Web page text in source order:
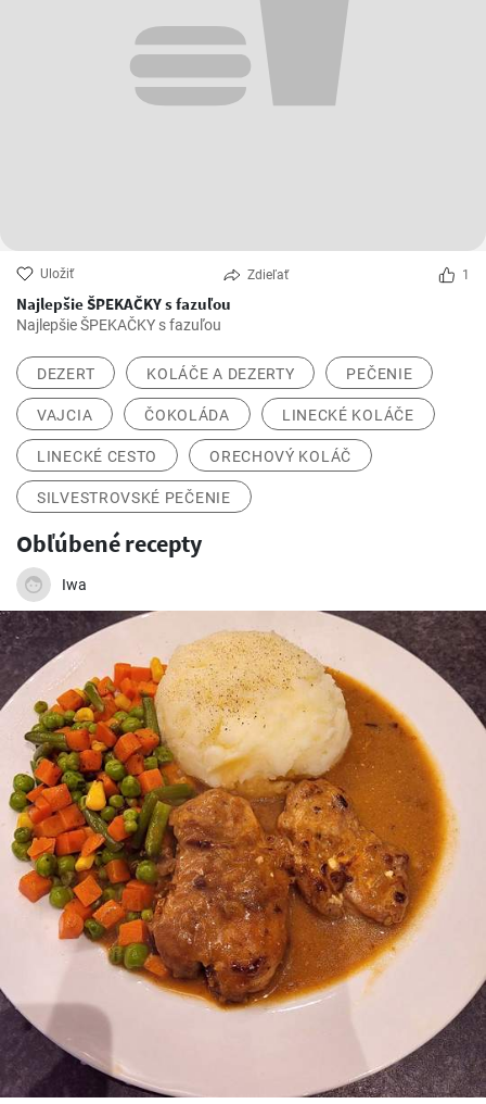
Uložiť Zdieľať 1
Najlepšie ŠPEKAČKY s fazuľou
Najlepšie ŠPEKAČKY s fazuľou
DEZERT KOLÁČE A DEZERTY PEČENIE
VAJCIA ČOKOLÁDA LINECKÉ KOLÁČE
LINECKÉ CESTO ORECHOVÝ KOLÁČ
SILVESTROVSKÉ PEČENIE
Obľúbené recepty
Iwa